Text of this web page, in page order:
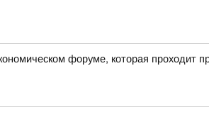
форуме, которая проходит